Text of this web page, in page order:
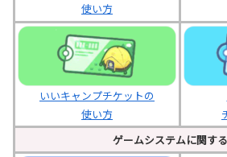
使い方
いいキャンプチケットの
使い方
ゲームシステムに関す